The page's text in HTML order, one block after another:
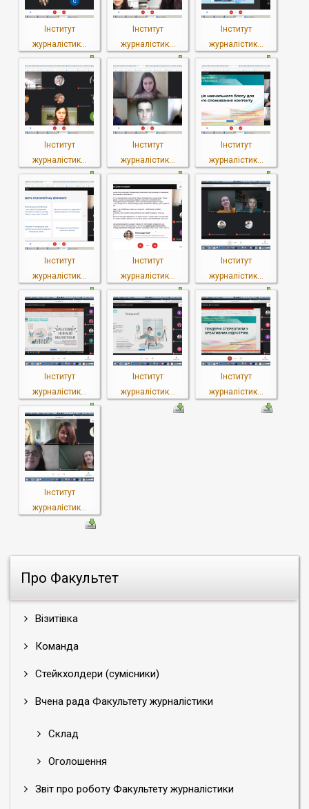
Про Факультет
Візитівка
Команда
Стейкхолдери (сумісники)
Вчена рада Факультету журналістики
Склад
Оголошення
Звіт про роботу Факультету журналістики
Інститут
журналістик...
Інститут
журналістик...
Інститут
журналістик...
Інститут
журналістик...
Інститут
журналістик...
Інститут
журналістик...
Інститут
журналістик...
Інститут
журналістик...
Інститут
журналістик...
Інститут
журналістик...
Інститут
журналістик...
Інститут
журналістик...
Інститут
журналістик...